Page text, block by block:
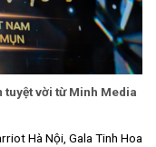
tuyệt vời từ Minh Media
Hà Nội, Gala Tinh Hoa